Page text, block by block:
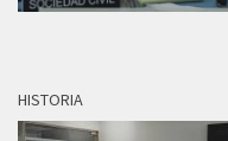
HISTORIA